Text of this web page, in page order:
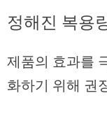
정해진 복용
제품의 효과를
화하기 위해 권